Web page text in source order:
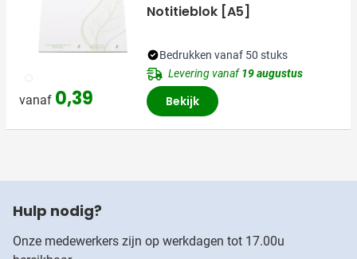
002
vanaf 0,39
Notitieblok [A5]
Bedrukken vanaf 50 stuks
Levering vanaf19 augustus
Bekijk
Hulp nodig?
Onze medewerkers zijn op werkdagen tot 17.00u